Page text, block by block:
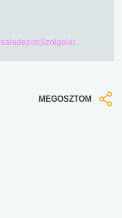
MEGOSZTOM